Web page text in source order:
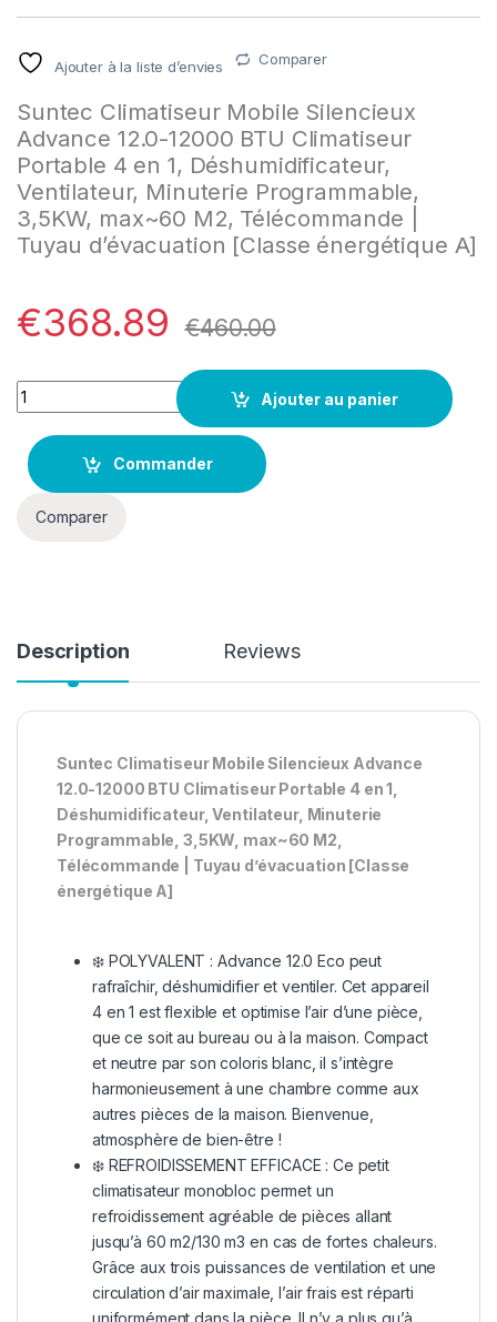
Ajouter à la liste d’envies Comparer
Suntec Climatiseur Mobile Silencieux
Advance 12.0-12000 BTU Climatiseur
Portable 4 en 1, Déshumidificateur,
Ventilateur, Minuterie Programmable,
3,5KW, max~60 M2, Télécommande |
Tuyau d’évacuation [Classe énergétique A]
€368.89 €460.00
Quantity
Ajouter au panier
Commander
Comparer
Description Reviews
Suntec Climatiseur Mobile Silencieux Advance
12.0-12000 BTU Climatiseur Portable 4 en 1,
Déshumidificateur, Ventilateur, Minuterie
Programmable, 3,5KW, max~60 M2,
Télécommande | Tuyau d’évacuation [Classe
énergétique A]
❄️ POLYVALENT : Advance 12.0 Eco peut
rafraîchir, déshumidifier et ventiler. Cet appareil
4 en 1 est flexible et optimise l’air d’une pièce,
que ce soit au bureau ou à la maison. Compact
et neutre par son coloris blanc, il s’intègre
harmonieusement à une chambre comme aux
autres pièces de la maison. Bienvenue,
atmosphère de bien-être !
❄️ REFROIDISSEMENT EFFICACE : Ce petit
climatisateur monobloc permet un
refroidissement agréable de pièces allant
jusqu’à 60 m2/130 m3 en cas de fortes chaleurs.
Grâce aux trois puissances de ventilation et une
circulation d’air maximale, l’air frais est réparti
uniformément dans la pièce. Il n’y a plus qu’à